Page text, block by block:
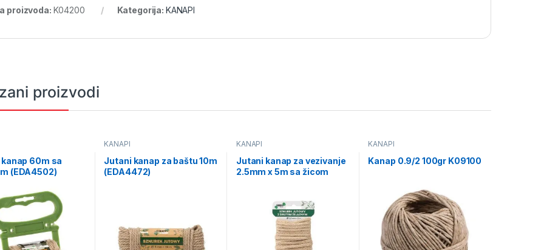
proizvoda: K04200 Kategorija: KANAPI
proizvodi
60m sa
(EDA4502)
KANAPI
Jutani kanap za baštu 10m
(EDA4472)
KANAPI
Jutani kanap za vezivanje
2.5mm x 5m sa žicom
KANAPI
Kanap 0.9/2 100gr K09100